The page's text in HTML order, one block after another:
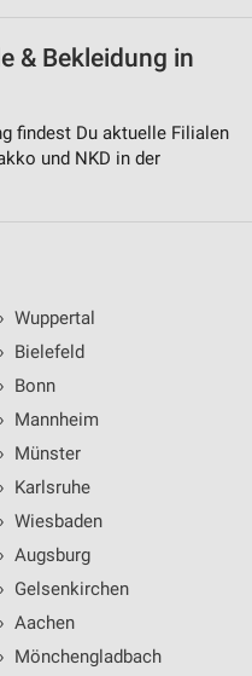
& Bekleidung in
findest Du aktuelle Filialen
und NKD in der
› Wuppertal
› Bielefeld
› Bonn
› Mannheim
› Münster
› Karlsruhe
› Wiesbaden
› Augsburg
› Gelsenkirchen
› Aachen
› Mönchengladbach